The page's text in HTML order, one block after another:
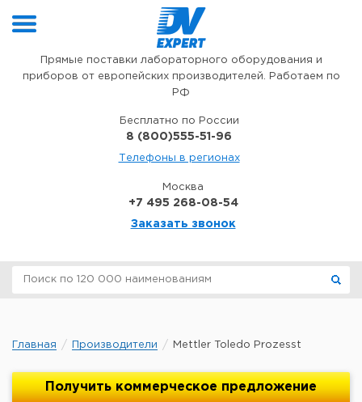
Прямые поставки лабораторного оборудования и
приборов от европейских производителей. Работаем по
РФ
Бесплатно по России
8 (800)555-51-96
Телефоны в регионах
Москва
+7 495 268-08-54
Заказать звонок
Главная Производители Mettler Toledo Prozesst
Получить коммерческое предложение